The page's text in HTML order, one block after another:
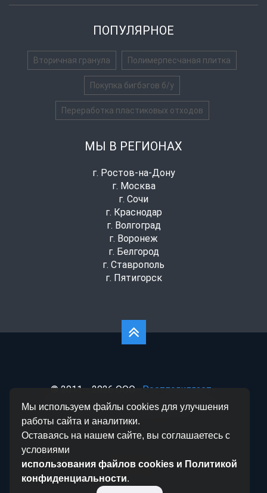
ПОПУЛЯРНОЕ
Вторичная гранула Полимерпесчаная плитка
Покупка бигбэгов б/у
Переработка пластиковых отходов
МЫ В РЕГИОНАХ
г. Ростов-на-Дону
г. Москва
г. Сочи
г. Краснодар
г. Волгоград
г. Воронеж
г. Белгород
г. Ставрополь
г. Пятигорск
© 2011— 2026 ООО
«Ростполипласт»
Политика конфиденциальности| Согласие на
Мы используем файлы cookies для улучшения
работы сайта и аналитики.
Оставаясь на нашем сайте, вы соглашаетесь с
условиями
использования файлов cookies и Политикой
конфиденциальности.